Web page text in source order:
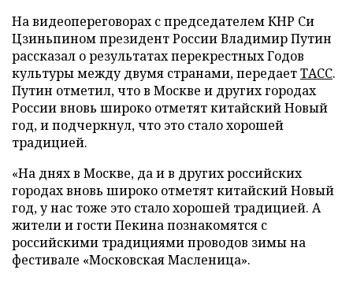
На видеопереговорах с председателем КНР Си
Цзиньпином президент России Владимир Путин
рассказал о результатах перекрестных Годов
культуры между двумя странами, передаетТАСС.
Путин отметил, что в Москве и других городах
России вновь широко отметят китайский Новый
год, и подчеркнул, что это стало хорошей
традицией.
«На днях в Москве, да и в других российских
городах вновь широко отметят китайский Новый
год, у нас тоже это стало хорошей традицией. А
жители и гости Пекина познакомятся с
российскими традициями проводов зимы на
фестивале «Московская Масленица».